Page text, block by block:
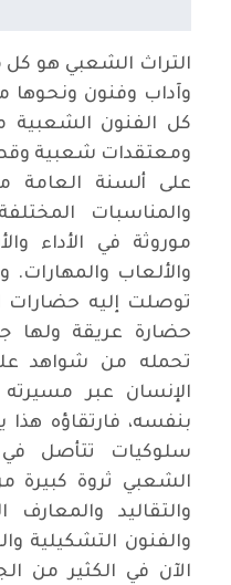
التراث الشعبي هو كل
وآداب وفنون ونحوها
كل الفنون
ومعتقدات شعبية
على ألسنة العامة
والمناسبات
موروثة في الأداء
والألعاب
توصلت إليه حضارات
حضارة عريقة ولها
تحمله من شواهد
الإنسان عبر مسيرته
بنفسه، فارتقاؤه
سلوكيات تتأصل في
الشعبي ثروة كبيرة
والتقاليد والمعارف
والفنون التشكيلية
الآن في الكثير من